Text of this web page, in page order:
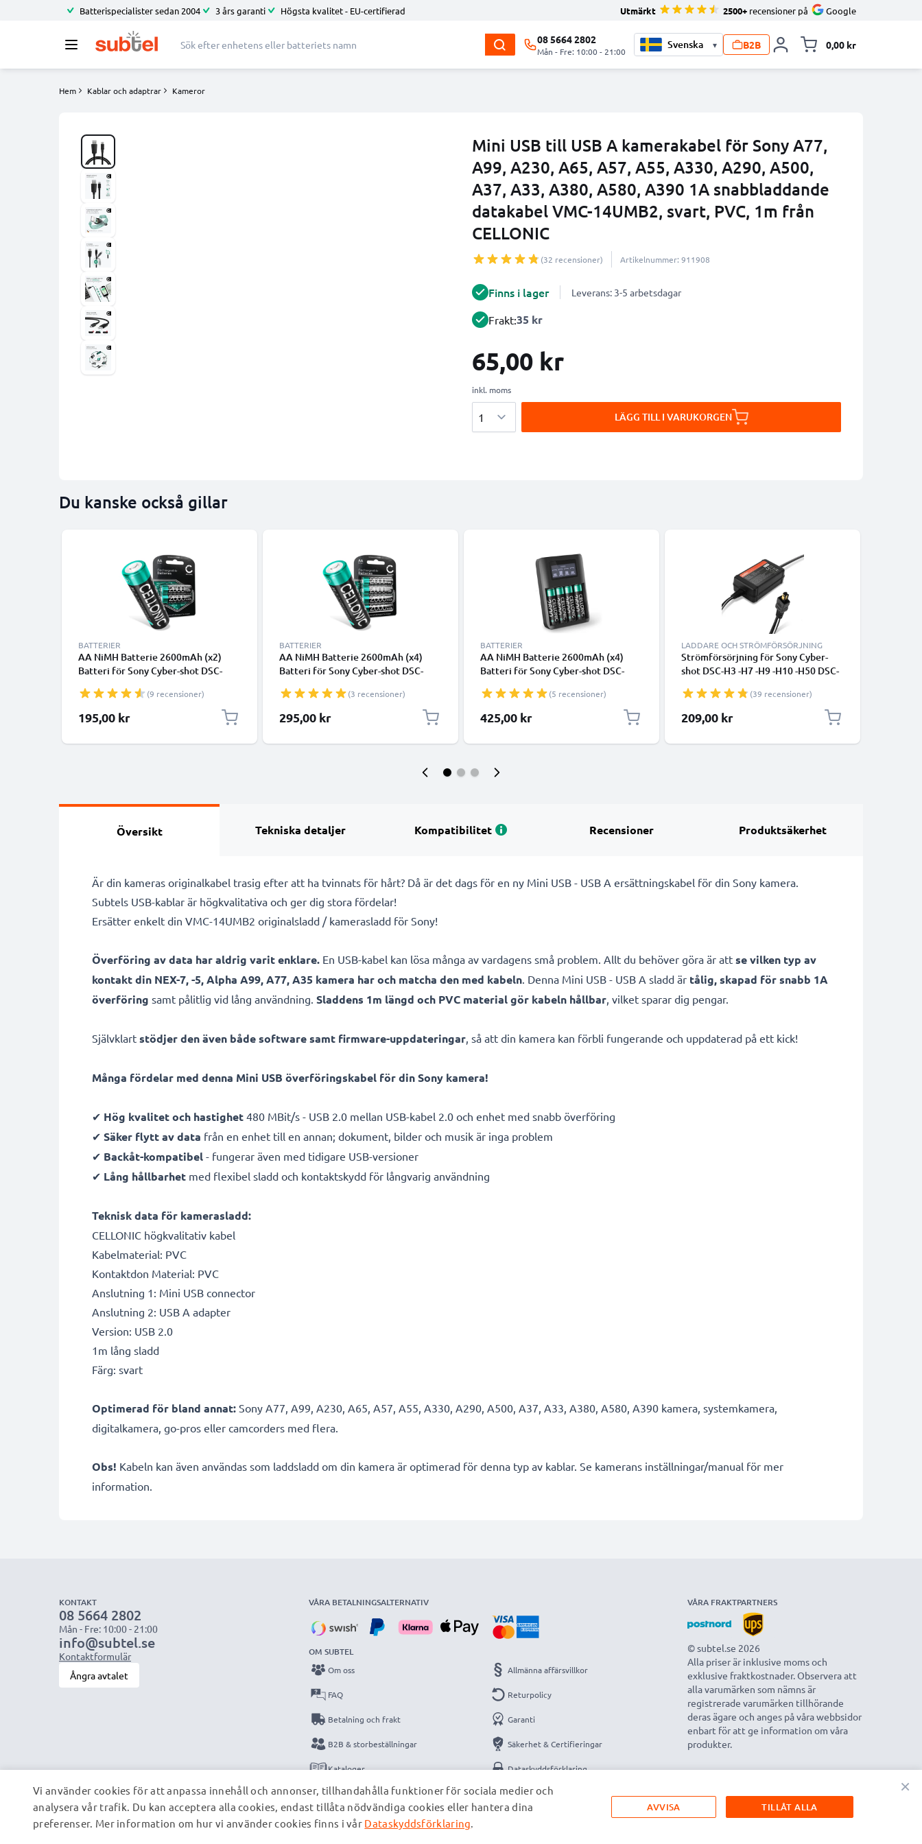
Batterispecialister sedan 2004 3 års garanti Högsta kvalitet - EU-certifierad Utmärkt 2500+ recensioner på Google
08 5664 2802
Mån - Fre: 10:00 - 21:00
▾ B2B 0,00 kr
Hem Kablar och adaptrar Kameror
Mini USB till USB A kamerakabel för Sony A77,
A99, A230, A65, A57, A55, A330, A290, A500,
A37, A33, A380, A580, A390 1A snabbladdande
datakabel VMC-14UMB2, svart, PVC, 1m från
CELLONIC
(32 recensioner) Artikelnummer: 911908
Finns i lager Leverans: 3-5 arbetsdagar
Frakt:35 kr
65,00 kr
inkl. moms
LÄGG TILL I VARUKORGEN
Du kanske också gillar
BATTERIER
AA NiMH Batterie 2600mAh (x2)
Batteri för Sony Cyber-shot DSC-
DSC-H2, 2600mAh Kamera-
ersättningsbatteri med lång
batteritid
(9 recensioner)
195,00 kr
BATTERIER
AA NiMH Batterie 2600mAh (x4)
Batteri för Sony Cyber-shot DSC-
DSC-H2, 2600mAh Kamera-
ersättningsbatteri med lång
batteritid
(3 recensioner)
295,00 kr
BATTERIER
AA NiMH Batterie 2600mAh (x4)
Batteri för Sony Cyber-shot DSC-
DSC-H2, 2600mAh Kamera-
ersättningsbatteri med lång
batteritid + Laddare
(5 recensioner)
425,00 kr
LADDARE OCH STRÖMFÖRSÖRJNING
Strömförsörjning för Sony Cyber-
shot DSC-H3 -H7 -H9 -H10 -H50 DSC-
P200 DSC-V1 -V3 AC-adapter AC-LS5
DC-koppling – Batteri-Dummy /
Nätdel från subtel
(39 recensioner)
209,00 kr
Översikt Tekniska detaljer Kompatibilitet Recensioner Produktsäkerhet
Är din kameras originalkabel trasig efter att ha tvinnats för hårt? Då är det dags för en ny Mini USB - USB A ersättningskabel för din Sony kamera.
Subtels USB-kablar är högkvalitativa och ger dig stora fördelar!
Ersätter enkelt din VMC-14UMB2 originalsladd / kamerasladd för Sony!
Överföring av data har aldrig varit enklare. En USB-kabel kan lösa många av vardagens små problem. Allt du behöver göra är att se vilken typ av
kontakt din NEX-7, -5, Alpha A99, A77, A35 kamera har och matcha den med kabeln. Denna Mini USB - USB A sladd är tålig, skapad för snabb 1A
överföring samt pålitlig vid lång användning. Sladdens 1m längd och PVC material gör kabeln hållbar, vilket sparar dig pengar.
Självklart stödjer den även både software samt firmware-uppdateringar, så att din kamera kan förbli fungerande och uppdaterad på ett kick!
Många fördelar med denna Mini USB överföringskabel för din Sony kamera!
✔ Hög kvalitet och hastighet 480 MBit/s - USB 2.0 mellan USB-kabel 2.0 och enhet med snabb överföring
✔ Säker flytt av data från en enhet till en annan; dokument, bilder och musik är inga problem
✔ Backåt-kompatibel - fungerar även med tidigare USB-versioner
✔ Lång hållbarhet med flexibel sladd och kontaktskydd för långvarig användning
Teknisk data för kamerasladd:
CELLONIC högkvalitativ kabel
Kabelmaterial: PVC
Kontaktdon Material: PVC
Anslutning 1: Mini USB connector
Anslutning 2: USB A adapter
Version: USB 2.0
1m lång sladd
Färg: svart
Optimerad för bland annat: Sony A77, A99, A230, A65, A57, A55, A330, A290, A500, A37, A33, A380, A580, A390 kamera, systemkamera,
digitalkamera, go-pros eller camcorders med flera.
Obs! Kabeln kan även användas som laddsladd om din kamera är optimerad för denna typ av kablar. Se kamerans inställningar/manual för mer
information.
KONTAKT
08 5664 2802
Mån - Fre: 10:00 - 21:00
info@subtel.se
Kontaktformulär
Ångra avtalet
VÅRA BETALNINGSALTERNATIV
OM SUBTEL
Om oss
FAQ
Betalning och frakt
B2B & storbeställningar
Kataloger
Kontakt
Allmänna affärsvillkor
Returpolicy
Garanti
Säkerhet & Certifieringar
Dataskyddsförklaring
Impressum
VÅRA FRAKTPARTNERS
© subtel.se 2026
Alla priser är inklusive moms och
exklusive fraktkostnader. Observera att
alla varumärken som nämns är
registrerade varumärken tillhörande
deras ägare och anges på våra webbsidor
enbart för att ge information om våra
produkter.
×
Vi använder cookies för att anpassa innehåll och annonser, tillhandahålla funktioner för sociala medier och
analysera vår trafik. Du kan acceptera alla cookies, endast tillåta nödvändiga cookies eller hantera dina
preferenser. Mer information om hur vi använder cookies finns i vår Dataskyddsförklaring.
TILLÅT ALLA
AVVISA